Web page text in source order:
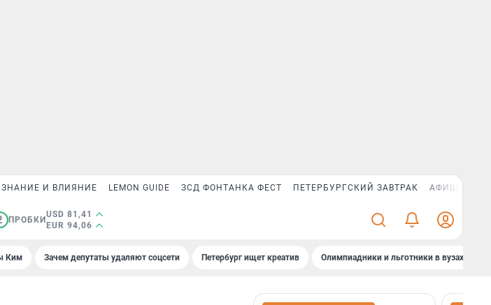
И ВЛИЯНИЕ LEMON GUIDE ЗСД ФОНТАНКА ФЕСТ ПЕТЕРБУРГСКИЙ ЗАВТРАК АФИША PLUS
ПРОБКИ
USD 81,41
EUR 94,06
Ким Зачем депутаты удаляют соцсети Петербург ищет креатив Олимпиадники и льготники в вузах СПб